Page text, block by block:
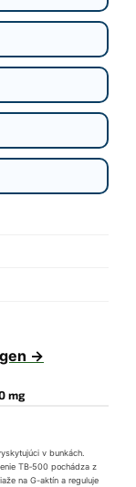
→
mg
v bunkách.
TB‑500 pochádza z
na G-aktín a reguluje